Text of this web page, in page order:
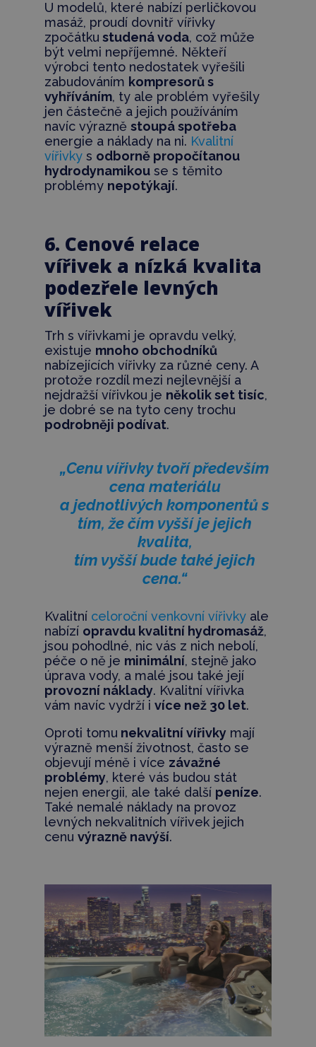
U modelů, které nabízí perličkovou
masáž, proudí dovnitř vířivky
zpočátku studená voda, což může
být velmi nepříjemné. Někteří
výrobci tento nedostatek vyřešili
zabudováním kompresorů s
vyhříváním, ty ale problém vyřešily
jen částečně a jejich používáním
navíc výrazně stoupá spotřeba
energie a náklady na ni. Kvalitní
vířivkys odborně propočítanou
hydrodynamikouse s těmito
problémy nepotýkají.
6. Cenové relace
vířivek a nízká kvalita
podezřele levných
vířivek
Trh s vířivkami je opravdu velký,
existuje mnoho obchodníků
nabízejících vířivky za různé ceny. A
protože rozdíl mezi nejlevnější a
nejdražší vířivkou je několik set tisíc,
je dobré se na tyto ceny trochu
podrobněji podívat.
„Cenu vířivky tvoří především
cena materiálu
a jednotlivých komponentů s
tím, že čím vyšší je jejich
kvalita,
tím vyšší bude také jejich
cena.“
Kvalitní celoroční venkovní vířivkyale
nabízí opravdu kvalitní hydromasáž,
jsou pohodlné, nic vás z nich nebolí,
péče o ně je minimální, stejně jako
úprava vody, a malé jsou také její
provozní náklady. Kvalitní vířivka
vám navíc vydrží i více než 30 let.
Oproti tomu nekvalitní vířivkymají
výrazně menší životnost, často se
objevují méně i více závažné
problémy, které vás budou stát
nejen energii, ale také další peníze.
Také nemalé náklady na provoz
levných nekvalitních vířivek jejich
cenu výrazně navýší.